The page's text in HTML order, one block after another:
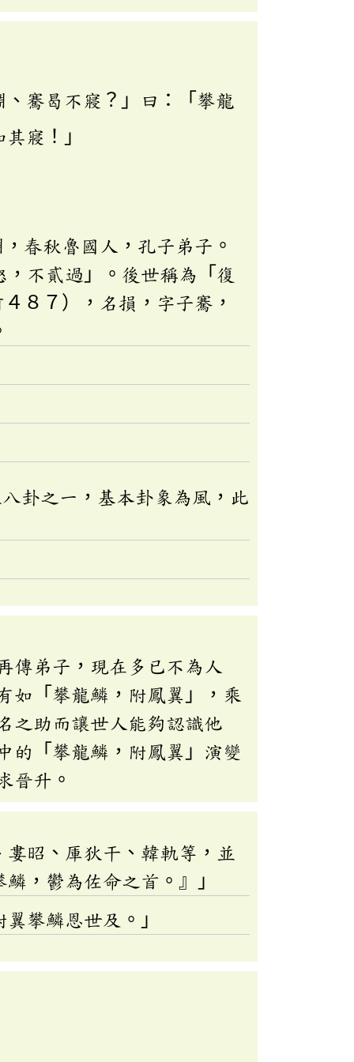
、騫曷不寢？」曰：「攀龍
寢！」
春秋魯國人，孔子弟子。
不貳過」。後世稱為「復
８７），名損，字子騫，
八卦之一，基本卦象為風，此
傳弟子，現在多已不為人
如「攀龍鱗，附鳳翼」，乘
之助而讓世人能夠認識他
的「攀龍鱗，附鳳翼」演變
晉升。
婁昭、厙狄干、韓軌等，並
，鬱為佐命之首。』」
攀鱗恩世及。」